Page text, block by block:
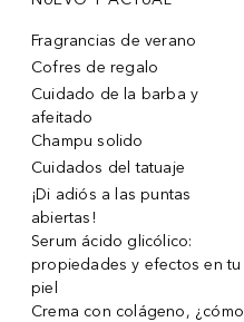
Fragrancias de verano
Cofres de regalo
Cuidado de la barba y
afeitado
Champu solido
Cuidados del tatuaje
¡Di adiós a las puntas
abiertas!
Serum ácido glicólico:
propiedades y efectos en tu
piel
Crema con colágeno, ¿cómo